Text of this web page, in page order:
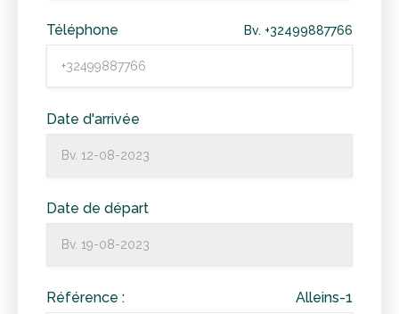
Téléphone Bv. +32499887766
Date d'arrivée
Date de départ
Référence : Alleins-1